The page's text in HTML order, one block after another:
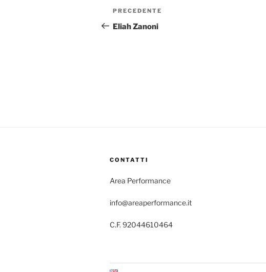
Navigazione
articoli
Articolo
precedente:
PRECEDENTE
Eliah Zanoni
CONTATTI
Area Performance
info@areaperformance.it
C.F. 92044610464